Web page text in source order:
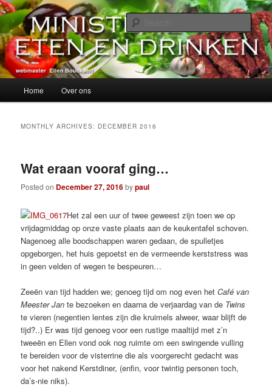
Skip
to
primary
content
Skip
to
secondary
contentMinisterie van Eten en Drinken
alles over eten, drinken en andere genoegens…
Home Over ons
MONTHLY ARCHIVES: DECEMBER 2016
Wat eraan vooraf ging…
Posted on December 27, 2016bypaul
Het zal een uur of twee geweest zijn toen we op
vrijdagmiddag op onze vaste plaats aan de keukentafel schoven.
Nagenoeg alle boodschappen waren gedaan, de spulletjes
opgeborgen, het huis gepoetst en de vermeende kerststress was
in geen velden of wegen te bespeuren…
Zeeën van tijd hadden we; genoeg tijd om nog even hetCafé van
Meester Jan te bezoeken en daarna de verjaardag van de Twins
te vieren (negentien lentes zijn die kruimels alweer, waar blijft de
tijd?..) Er was tijd genoeg voor een rustige maaltijd met z’n
tweeën en Ellen vond ook nog ruimte om een swingende vulling
te bereiden voor de visterrine die als voorgerecht gedacht was
voor het nakend Kerstdiner, (enfin, voor twintig personen toch,
da’s-nie niks).